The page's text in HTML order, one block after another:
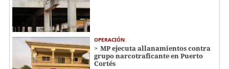
OPERACIÓN
MP ejecuta allanamientos contra
grupo narcotraficante en Puerto
Cortés